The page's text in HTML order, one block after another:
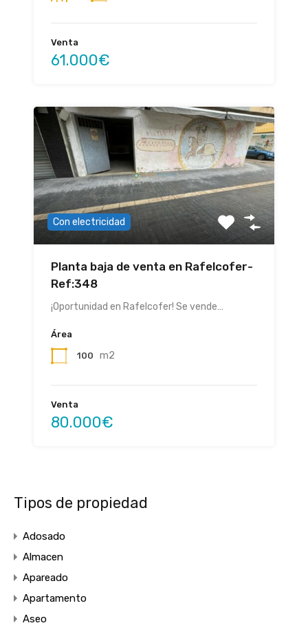
Venta
61.000€
Con electricidad
Planta baja de venta en Rafelcofer-
Ref:348
¡Oportunidad en Rafelcofer! Se vende…
Área
100 m2
Venta
80.000€
Tipos de propiedad
Adosado
Almacen
Apareado
Apartamento
Aseo